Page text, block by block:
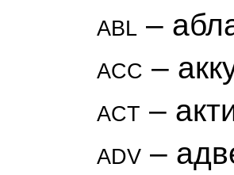
abl –
acc –
act –
adv –